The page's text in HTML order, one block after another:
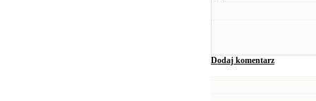
Dodaj komentarz